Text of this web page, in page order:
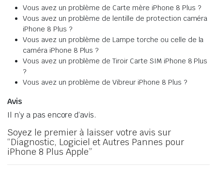
Vous avez un problème de Carte mère iPhone 8 Plus ?
Vous avez un problème de lentille de protection caméra
iPhone 8 Plus ?
Vous avez un problème de Lampe torche ou celle de la
caméra iPhone 8 Plus ?
Vous avez un problème de Tiroir Carte SIM iPhone 8 Plus
?
Vous avez un problème de Vibreur iPhone 8 Plus ?
Avis
Il n’y a pas encore d’avis.
Soyez le premier à laisser votre avis sur
“Diagnostic, Logiciel et Autres Pannes pour
iPhone 8 Plus Apple”